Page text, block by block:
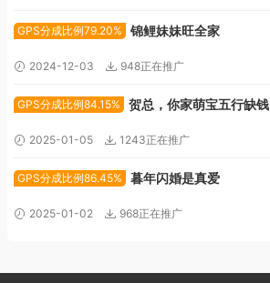
GPS分成比例79.20% 锦鲤妹妹旺全家
2024-12-03 948正在推广
GPS分成比例84.15% 贺总，你家萌宝五行缺钱
2025-01-05 1243正在推广
GPS分成比例86.45% 暮年闪婚是真爱
2025-01-02 968正在推广